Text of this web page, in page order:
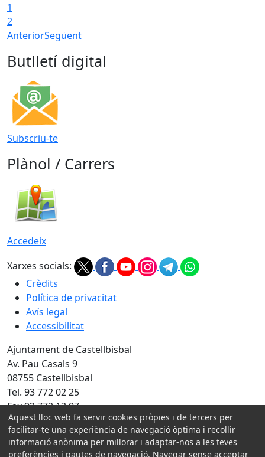
1
2
AnteriorSegüent
Butlletí digital
Subscriu-te
Plànol / Carrers
Accedeix
Xarxes socials:
Crèdits
Política de privacitat
Avís legal
Accessibilitat
Ajuntament de Castellbisbal
Av. Pau Casals 9
08755 Castellbisbal
Tel. 93 772 02 25
Fax 93 772 13 07
Amb la col·laboració de:
Aquest lloc web fa servir cookies pròpies i de tercers per
facilitar-te una experiència de navegació òptima i recollir
informació anònima per millorar i adaptar-nos a les teves
preferències i pautes de navegació. Navegar sense acceptar